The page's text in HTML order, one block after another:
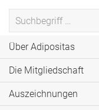
Über Adipositas
Die Mitgliedschaft
Auszeichnungen